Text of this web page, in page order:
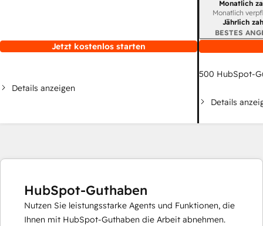
Jetzt kostenlos starten
Details anzeigen
Monatlich
Monatlich
Jährlich
BESTES
500 HubSpot-
Details
HubSpot-Guthaben
Nutzen Sie leistungsstarke Agents und Funktionen, die
Ihnen mit HubSpot-Guthaben die Arbeit abnehmen.